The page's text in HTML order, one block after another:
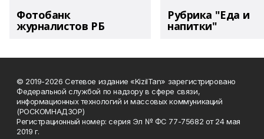
Фотобанк
журналистов РБ
Рубрика "Еда и
напитки"
© 2019-2026 Сетевое издание «KizilTan» зарегистрировано
Федеральной службой по надзору в сфере связи,
информационных технологий и массовых коммуникаций
(РОСКОМНАДЗОР)
Регистрационный номер: серия Эл № ФС 77-75682 от 24 мая
2019 г.